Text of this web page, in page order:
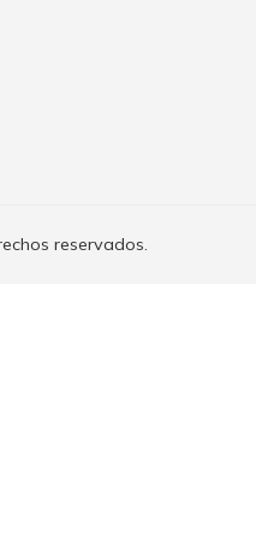
reservados.